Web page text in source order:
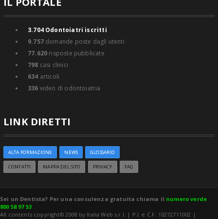
3.704Odontoiatri iscritti
9.757domande poste dagli utenti
77.620 risposte pubblicate
798 casi clinici
634 articoli
336 video di odontoiatria
LINK DIRETTI
ALTA FORMAZIONE NEWS GLOSSARIO
CONTATTI MAPPA DEL SITO PRIVACY FAQ
Sei un Dentista? Per una consulenza gratuita chiama il numero verde
800 58 97 53
All contents copyright© 2008 by Italia Web s.r.l. | P.I. e C.F. 10272711002 |